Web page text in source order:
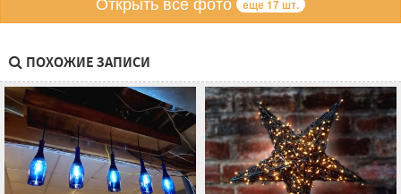
еще 17 шт.
ПОХОЖИЕ ЗАПИСИ